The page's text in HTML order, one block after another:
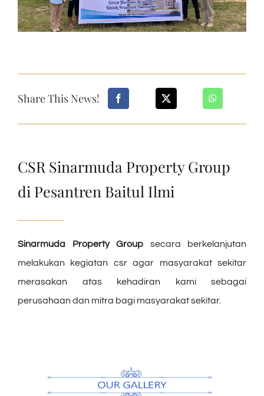
Share This News!
CSR Sinarmuda Property Group
di Pesantren Baitul Ilmi
Sinarmuda Property Group secara berkelanjutan
melakukan kegiatan csr agar masyarakat sekitar
merasakan atas kehadiran kami sebagai
perusahaan dan mitra bagi masyarakat sekitar.